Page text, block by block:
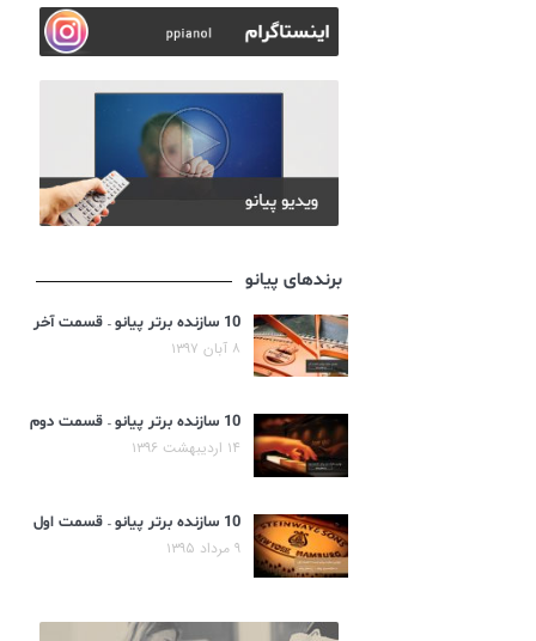
برندهای پیانو
10 سازنده برتر پیانو – قسمت آخر
۸ آبان ۱۳۹۷
10 سازنده برتر پیانو – قسمت دوم
۱۴ اردیبهشت ۱۳۹۶
10 سازنده برتر پیانو – قسمت اول
۹ مرداد ۱۳۹۵